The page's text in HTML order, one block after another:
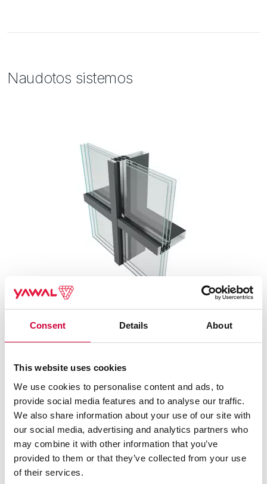
Consent Details About
This website uses cookies
We use cookies to personalise content and ads, to
provide social media features and to analyse our traffic.
We also share information about your use of our site with
our social media, advertising and analytics partners who
may combine it with other information that you’ve
provided to them or that they’ve collected from your use
of their services.
Naudotos sistemos
SISTEMA FA 50N